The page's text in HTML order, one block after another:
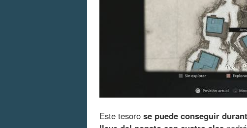
Este tesoro se puede conseguir